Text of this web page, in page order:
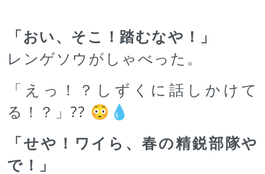
「おい、そこ！踏むなや！」
レンゲソウがしゃべった。
「えっ！？しずくに話しかけて
る！？」?? 😳💧
「せや！ワイら、春の精鋭部隊や
で！」